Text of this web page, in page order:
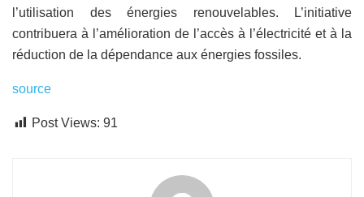
l’utilisation des énergies renouvelables. L’initiative
contribuera à l’amélioration de l’accès à l’électricité et à la
réduction de la dépendance aux énergies fossiles.
source
Post Views: 91